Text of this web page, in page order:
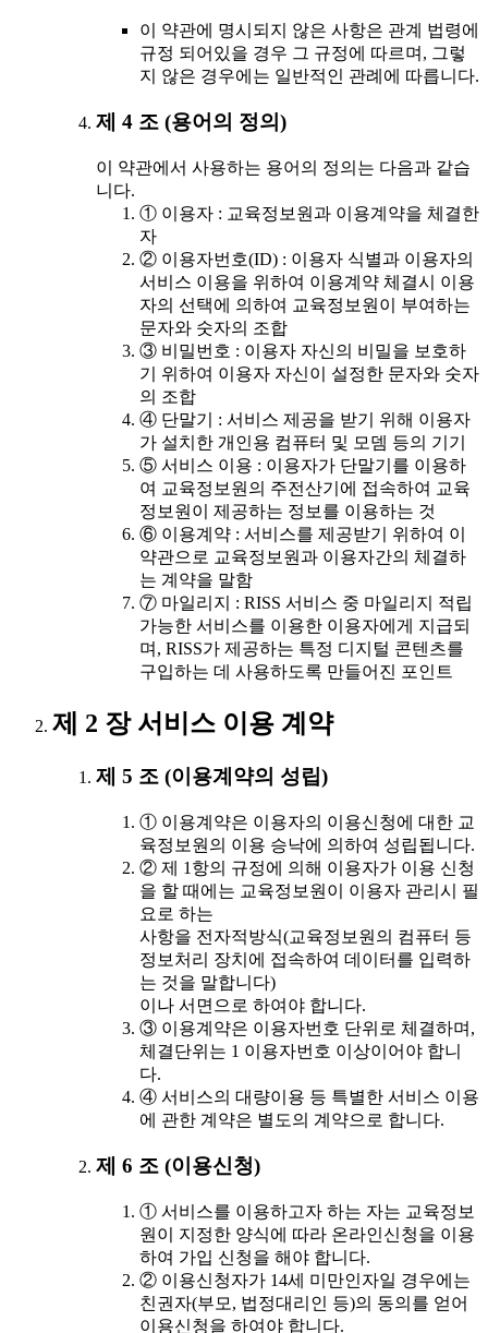
이 약관에 명시되지 않은 사항은 관계 법령에
규정 되어있을 경우 그 규정에 따르며, 그렇
지 않은 경우에는 일반적인 관례에 따릅니다.
제 4 조 (용어의 정의)
이 약관에서 사용하는 용어의 정의는 다음과 같습
니다.
① 이용자 : 교육정보원과 이용계약을 체결한
자
② 이용자번호(ID) : 이용자 식별과 이용자의
서비스 이용을 위하여 이용계약 체결시 이용
자의 선택에 의하여 교육정보원이 부여하는
문자와 숫자의 조합
③ 비밀번호 : 이용자 자신의 비밀을 보호하
기 위하여 이용자 자신이 설정한 문자와 숫자
의 조합
④ 단말기 : 서비스 제공을 받기 위해 이용자
가 설치한 개인용 컴퓨터 및 모뎀 등의 기기
⑤ 서비스 이용 : 이용자가 단말기를 이용하
여 교육정보원의 주전산기에 접속하여 교육
정보원이 제공하는 정보를 이용하는 것
⑥ 이용계약 : 서비스를 제공받기 위하여 이
약관으로 교육정보원과 이용자간의 체결하
는 계약을 말함
⑦ 마일리지 : RISS 서비스 중 마일리지 적립
가능한 서비스를 이용한 이용자에게 지급되
며, RISS가 제공하는 특정 디지털 콘텐츠를
구입하는 데 사용하도록 만들어진 포인트
제 2 장 서비스 이용 계약
제 5 조 (이용계약의 성립)
① 이용계약은 이용자의 이용신청에 대한 교
육정보원의 이용 승낙에 의하여 성립됩니다.
② 제 1항의 규정에 의해 이용자가 이용 신청
을 할 때에는 교육정보원이 이용자 관리시 필
요로 하는
사항을 전자적방식(교육정보원의 컴퓨터 등
정보처리 장치에 접속하여 데이터를 입력하
는 것을 말합니다)
이나 서면으로 하여야 합니다.
③ 이용계약은 이용자번호 단위로 체결하며,
체결단위는 1 이용자번호 이상이어야 합니
다.
④ 서비스의 대량이용 등 특별한 서비스 이용
에 관한 계약은 별도의 계약으로 합니다.
제 6 조 (이용신청)
① 서비스를 이용하고자 하는 자는 교육정보
원이 지정한 양식에 따라 온라인신청을 이용
하여 가입 신청을 해야 합니다.
② 이용신청자가 14세 미만인자일 경우에는
친권자(부모, 법정대리인 등)의 동의를 얻어
이용신청을 하여야 합니다.